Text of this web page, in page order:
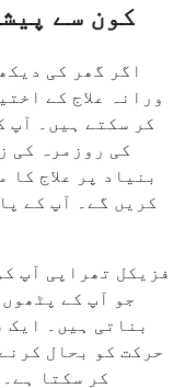
کون سے
اگر گھر کی
ورانہ علاج کے
کر سکتے ہیں۔ آپ
کی روزمرہ کی
بنیاد پر علاج
کریں گے۔ آپ کے
فزیکل تھراپی آپ
جو آپ کے
بناتی ہیں۔ ایک
حرکت کو بحال
کر سکتا